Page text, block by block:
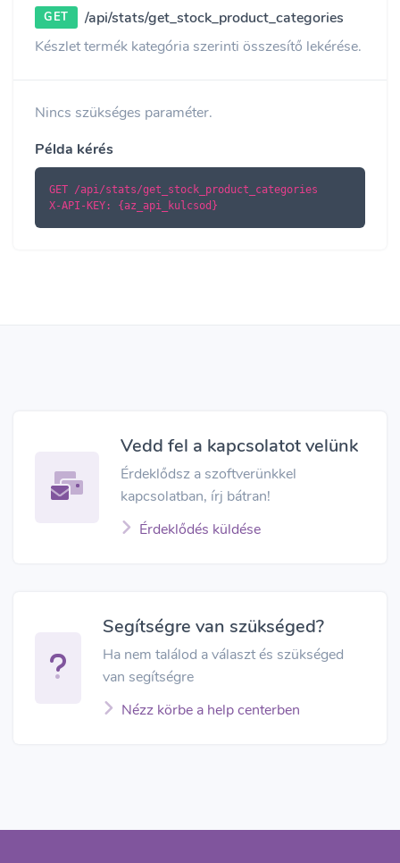
GET
/api/stats/get_stock_product_categories
Készlet termék kategória szerinti összesítő lekérése.
Nincs szükséges paraméter.
Példa kérés
GET /api/stats/get_stock_product_categories
X-API-KEY: {az_api_kulcsod}
Vedd fel a kapcsolatot velünk
Érdeklődsz a szoftverünkkel
kapcsolatban, írj bátran!
Érdeklődés küldése
Segítségre van szükséged?
Ha nem találod a választ és szükséged
van segítségre
Nézz körbe a help centerben